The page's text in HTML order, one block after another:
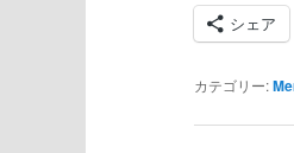
シェア
カテゴリー: